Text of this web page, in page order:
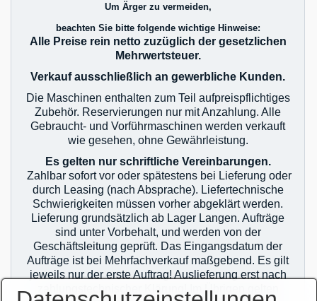
Um Ärger zu vermeiden,
beachten Sie bitte folgende wichtige Hinweise:
Alle Preise rein netto zuzüglich der gesetzlichen
Mehrwertsteuer.
Verkauf ausschließlich an gewerbliche Kunden.
Die Maschinen enthalten zum Teil aufpreispflichtiges
Zubehör. Reservierungen nur mit Anzahlung. Alle
Gebraucht- und Vorführmaschinen werden verkauft
wie gesehen, ohne Gewährleistung.
Es gelten nur schriftliche Vereinbarungen.
Zahlbar sofort vor oder spätestens bei Lieferung oder
durch Leasing (nach Absprache). Liefertechnische
Schwierigkeiten müssen vorher abgeklärt werden.
Lieferung grundsätzlich ab Lager Langen. Aufträge
sind unter Vorbehalt, und werden von der
Geschäftsleitung geprüft. Das Eingangsdatum der
Aufträge ist bei Mehrfachverkauf maßgebend. Es gilt
jeweils nur der erste Auftrag! Auslieferung erst nach
zahlungstechnischer Klärung! Im Übrigen gelten